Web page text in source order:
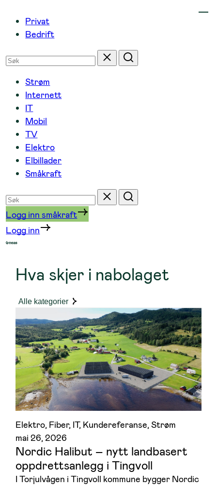
innhold
Privat
Bedrift
Søk
etter
Tilbakestill
Søk
Strøm
Internett
IT
Mobil
TV
Elektro
Elbillader
Småkraft
Søk
etter
Tilbakestill
Søk
Logg inn småkraft
Logg inn
Hva skjer i nabolaget
Alle kategorier
Elektro, Fiber, IT, Kundereferanse, Strøm
mai 26, 2026
Nordic Halibut – nytt landbasert
oppdrettsanlegg i Tingvoll
I Torjulvågen i Tingvoll kommune bygger Nordic